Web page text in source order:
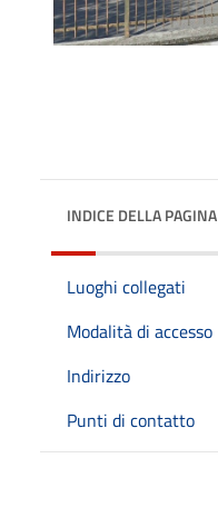
INDICE DELLA PAGINA
Luoghi collegati
Modalità di accesso
Indirizzo
Punti di contatto